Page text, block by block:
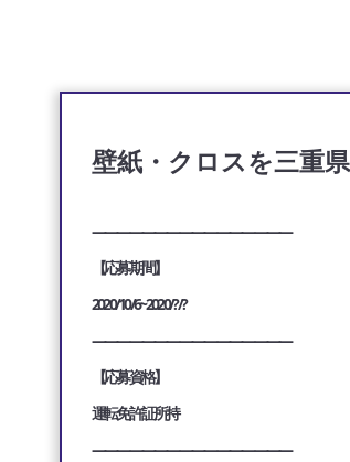
壁紙・クロスを三重
————————————————
【応募期間】
2020/10/6~2020/?/?
————————————————
【応募資格】
運転免許証所持
————————————————